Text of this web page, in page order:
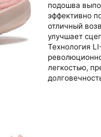
подошва
эффективно
отличный
улучшает
Технология
легкостью,